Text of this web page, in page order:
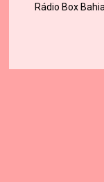
Rádio Box